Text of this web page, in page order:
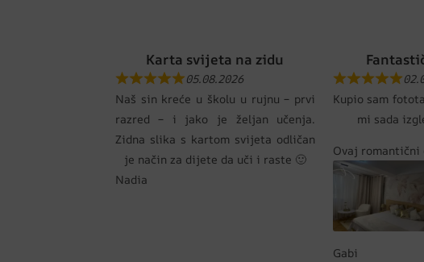
Karta svijeta na zidu
05.08.2026
Naš sin kreće u školu u rujnu – prvi
razred – i jako je željan učenja.
Zidna slika s kartom svijeta odličan
je način za dijete da uči i raste 🙂
Nadia
Kupio sam
mi sada
Ovaj romantični
Gabi